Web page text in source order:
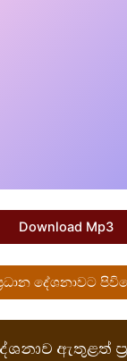
Download Mp3
දේශනාවට
ඇතුළත්